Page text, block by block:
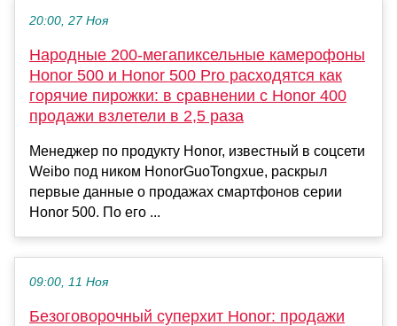
20:00, 27 Ноя
Народные 200-мегапиксельные камерофоны
Honor 500 и Honor 500 Pro расходятся как
горячие пирожки: в сравнении с Honor 400
продажи взлетели в 2,5 раза
Менеджер по продукту Honor, известный в соцсети
Weibo под ником HonorGuoTongxue, раскрыл
первые данные о продажах смартфонов серии
Honor 500. По его ...
09:00, 11 Ноя
Безоговорочный суперхит Honor: продажи